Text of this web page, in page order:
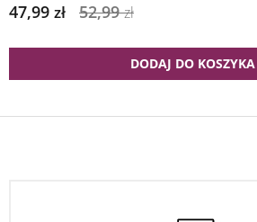
47,99 zł 52,99zł
DODAJ DO KOSZYKA